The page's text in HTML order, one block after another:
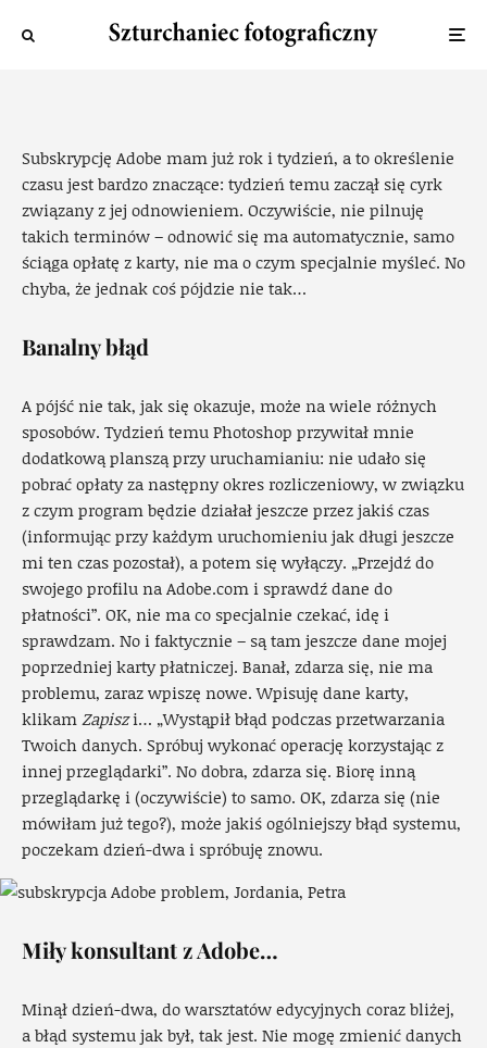
Ewa · 6 grudnia 2018 · 73 widok
Subskrypcję Adobe mam już rok i tydzień, a to określenie
czasu jest bardzo znaczące: tydzień temu zaczął się cyrk
związany z jej odnowieniem. Oczywiście, nie pilnuję
takich terminów – odnowić się ma automatycznie, samo
ściąga opłatę z karty, nie ma o czym specjalnie myśleć. No
chyba, że jednak coś pójdzie nie tak…
Banalny błąd
A pójść nie tak, jak się okazuje, może na wiele różnych
sposobów. Tydzień temu Photoshop przywitał mnie
dodatkową planszą przy uruchamianiu: nie udało się
pobrać opłaty za następny okres rozliczeniowy, w związku
z czym program będzie działał jeszcze przez jakiś czas
(informując przy każdym uruchomieniu jak długi jeszcze
mi ten czas pozostał), a potem się wyłączy. „Przejdź do
swojego profilu na Adobe.com i sprawdź dane do
płatności”. OK, nie ma co specjalnie czekać, idę i
sprawdzam. No i faktycznie – są tam jeszcze dane mojej
poprzedniej karty płatniczej. Banał, zdarza się, nie ma
problemu, zaraz wpiszę nowe. Wpisuję dane karty,
klikamZapiszi… „Wystąpił błąd podczas przetwarzania
Twoich danych. Spróbuj wykonać operację korzystając z
innej przeglądarki”. No dobra, zdarza się. Biorę inną
przeglądarkę i (oczywiście) to samo. OK, zdarza się (nie
mówiłam już tego?), może jakiś ogólniejszy błąd systemu,
poczekam dzień-dwa i spróbuję znowu.
Miły konsultant z Adobe…
Minął dzień-dwa, do warsztatów edycyjnych coraz bliżej,
a błąd systemu jak był, tak jest. Nie mogę zmienić danych